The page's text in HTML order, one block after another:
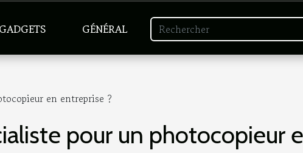
GADGETS GÉNÉRAL
en entreprise ?
pour un photocopieur